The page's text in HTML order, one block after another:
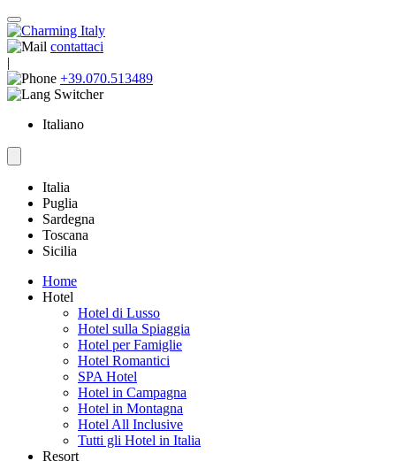
contattaci
|
+39.070.513489
Italiano
Italia
Puglia
Sardegna
Toscana
Sicilia
Home
Hotel
Hotel di Lusso
Hotel sulla Spiaggia
Hotel per Famiglie
Hotel Romantici
SPA Hotel
Hotel in Campagna
Hotel in Montagna
Hotel All Inclusive
Tutti gli Hotel in Italia
Resort